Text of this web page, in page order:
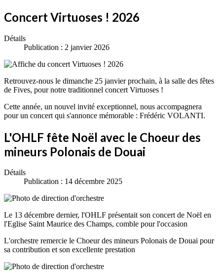
Concert Virtuoses ! 2026
Détails
Publication : 2 janvier 2026
Retrouvez-nous le dimanche 25 janvier prochain, à la salle des fêtes
de Fives, pour notre traditionnel concert Virtuoses !
Cette année, un nouvel invité exceptionnel, nous accompagnera
pour un concert qui s'annonce mémorable : Frédéric VOLANTI.
L'OHLF fête Noël avec le Choeur des
mineurs Polonais de Douai
Détails
Publication : 14 décembre 2025
Le 13 décembre dernier, l'OHLF présentait son concert de Noël en
l'Eglise Saint Maurice des Champs, comble pour l'occasion
L'orchestre remercie le Choeur des mineurs Polonais de Douai pour
sa contribution et son excellente prestation